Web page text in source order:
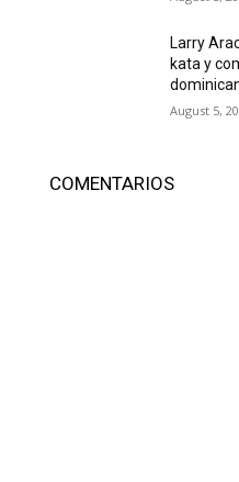
Larry
kata y
August 5,
COMENTARIOS